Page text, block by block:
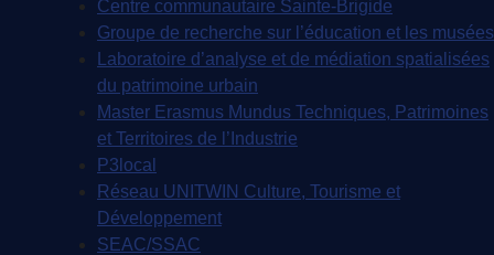
Centre communautaire Sainte-Brigide
Groupe de recherche sur l’éducation et les musées
Laboratoire d’analyse et de médiation spatialisées
du patrimoine urbain
Master Erasmus Mundus Techniques, Patrimoines
et Territoires de l’Industrie
P3local
Réseau UNITWIN Culture, Tourisme et
Développement
SEAC/SSAC